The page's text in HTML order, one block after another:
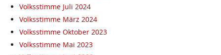
Volksstimme Juli 2024
Volksstimme März 2024
Volksstimme Oktober 2023
Volksstimme Mai 2023